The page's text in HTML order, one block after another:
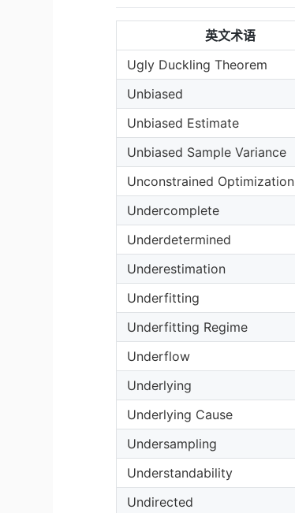
英文术语
Ugly Duckling Theorem
Unbiased
Unbiased Estimate
Unbiased Sample Variance
Unconstrained Optimization
Undercomplete
Underdetermined
Underestimation
Underfitting
Underfitting Regime
Underflow
Underlying
Underlying Cause
Undersampling
Understandability
Undirected